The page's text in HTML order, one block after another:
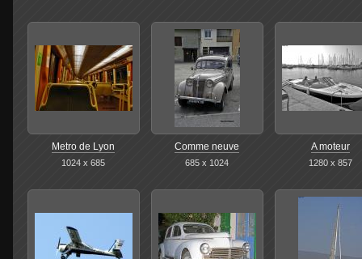
Metro de Lyon
1024 x 685
Comme neuve
685 x 1024
A moteur
1280 x 857